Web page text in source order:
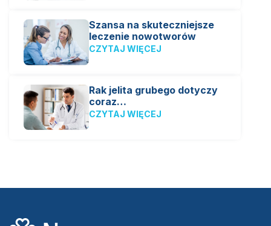
Szansa na skuteczniejsze
leczenie nowotworów
CZYTAJ WIĘCEJ
Rak jelita grubego dotyczy
coraz…
CZYTAJ WIĘCEJ